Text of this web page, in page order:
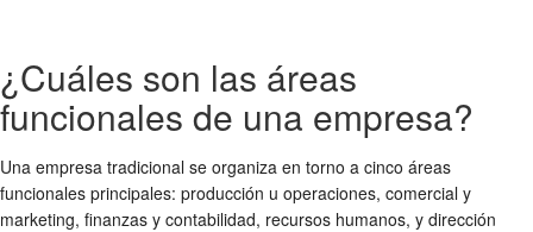
¿Cuáles son las áreas
funcionales de una empresa?
Una empresa tradicional se organiza en torno a cinco áreas
funcionales principales: producción u operaciones, comercial y
marketing, finanzas y contabilidad, recursos humanos, y dirección